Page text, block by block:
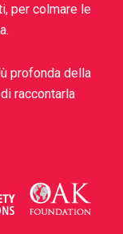
per colmare le
profonda della
raccontarla